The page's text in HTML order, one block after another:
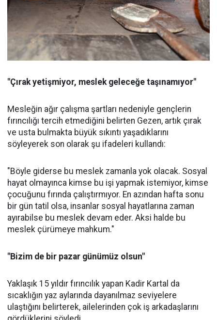
"Çırak yetişmiyor, meslek geleceğe taşınamıyor"
Mesleğin ağır çalışma şartları nedeniyle gençlerin
fırıncılığı tercih etmediğini belirten Gezen, artık çırak
ve usta bulmakta büyük sıkıntı yaşadıklarını
söyleyerek son olarak şu ifadeleri kullandı:
"Böyle giderse bu meslek zamanla yok olacak. Sosyal
hayat olmayınca kimse bu işi yapmak istemiyor, kimse
çocuğunu fırında çalıştırmıyor. En azından hafta sonu
bir gün tatil olsa, insanlar sosyal hayatlarına zaman
ayırabilse bu meslek devam eder. Aksi halde bu
meslek çürümeye mahkum."
"Bizim de bir pazar günümüz olsun"
Yaklaşık 15 yıldır fırıncılık yapan Kadir Kartal da
sıcaklığın yaz aylarında dayanılmaz seviyelere
ulaştığını belirterek, ailelerinden çok iş arkadaşlarını